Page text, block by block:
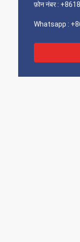
फ़ोन नंबर :
Whatsapp :